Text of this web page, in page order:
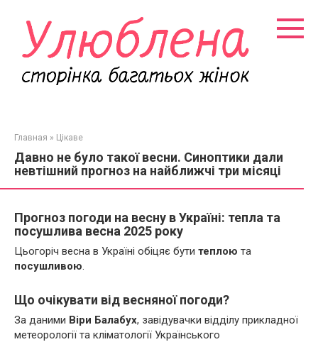
контенту
Главная » Цікаве
Давно не було такої весни. Синоптики дали
невтішний прогноз на найближчі три місяці
Прогноз погоди на весну в Україні: тепла та
посушлива весна 2025 року
Цьогоріч весна в Україні обіцяє бути теплою та
посушливою.
Що очікувати від весняної погоди?
За даними Віри Балабух, завідувачки відділу прикладної
метеорології та кліматології Українського